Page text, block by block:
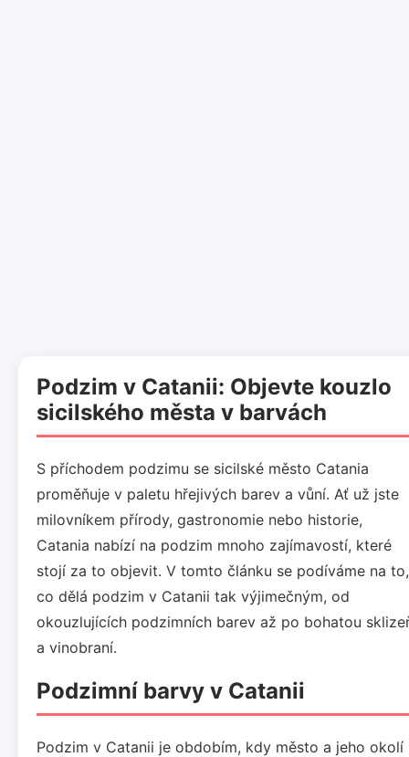
Podzim v Catanii: Objevte kouzlo
sicilského města v barvách
S příchodem podzimu se sicilské město Catania
proměňuje v paletu hřejivých barev a vůní. Ať už jste
milovníkem přírody, gastronomie nebo historie,
Catania nabízí na podzim mnoho zajímavostí, které
stojí za to objevit. V tomto článku se podíváme na to,
co dělá podzim v Catanii tak výjimečným, od
okouzlujících podzimních barev až po bohatou
a vinobraní.
Podzimní barvy v Catanii
Podzim v Catanii je obdobím, kdy město a jeho okolí